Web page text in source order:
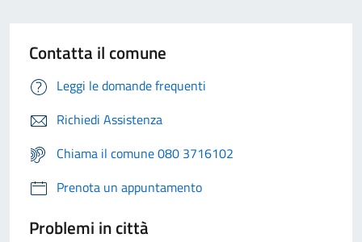
Contatta il comune
Leggi le domande frequenti
Richiedi Assistenza
Chiama il comune 080 3716102
Prenota un appuntamento
Problemi in città